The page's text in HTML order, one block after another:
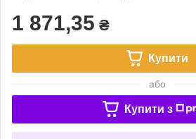
1 871,35 ₴
Купити
або
Купити з